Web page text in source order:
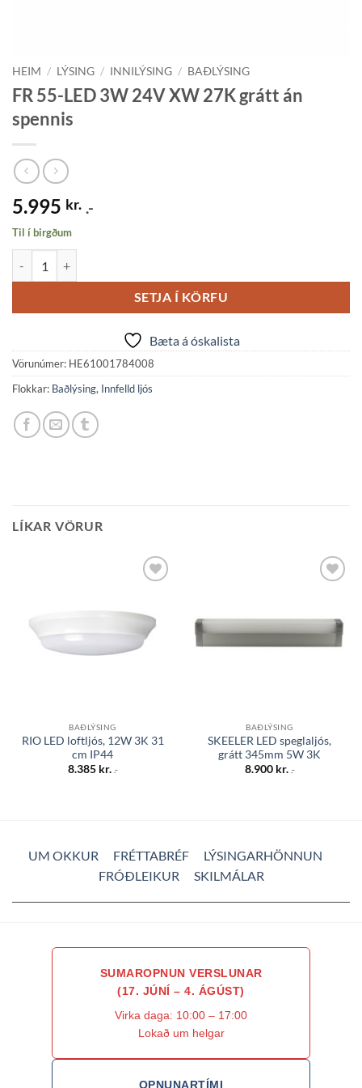
HEIM / LÝSING / INNILÝSING / BAÐLÝSING
FR 55-LED 3W 24V XW 27K grátt án
spennis
5.995 kr. .-
Til í birgðum
SETJA Í KÖRFU
Bæta á óskalista
Vörunúmer: HE61001784008
Flokkar: Baðlýsing, Innfelld ljós
LÍKAR VÖRUR
BAÐLÝSING
RIO LED loftljós, 12W 3K 31
cm IP44
8.385 kr. .-
BAÐLÝSING
SKEELER LED speglaljós,
grátt 345mm 5W 3K
8.900 kr. .-
UM OKKUR FRÉTTABRÉF
LÝSINGARHÖNNUN
FRÓÐLEIKUR
SKILMÁLAR
SUMAROPNUN VERSLUNAR
(17. JÚNÍ – 4. ÁGÚST)
Virka daga: 10:00 – 17:00
Lokað um helgar
OPNUNARTÍMI